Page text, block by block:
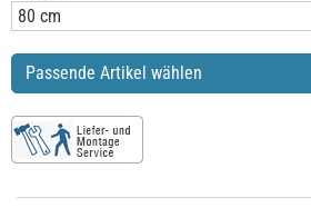
Passende Artikel wählen